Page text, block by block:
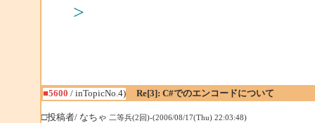
>
■5600 / inTopicNo.4) Re[3]: C#でのエンコードについて
□投稿者/ なちゃ 二等兵(2回)-(2006/08/17(Thu) 22:03:48)